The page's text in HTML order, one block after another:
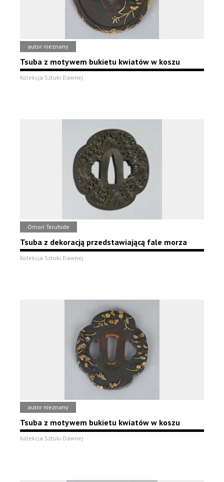
autor nieznany
Tsuba z motywem bukietu kwiatów w koszu
Kolekcja Sztuki Dawnej
Omori Teruhide
Tsuba z dekoracją przedstawiającą fale morza
Kolekcja Sztuki Dawnej
autor nieznany
Tsuba z motywem bukietu kwiatów w koszu
Kolekcja Sztuki Dawnej